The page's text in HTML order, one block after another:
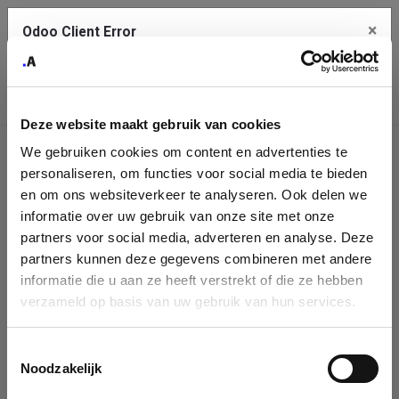
Deze website maakt gebruik van cookies
We gebruiken cookies om content en advertenties te
personaliseren, om functies voor social media te bieden
en om ons websiteverkeer te analyseren. Ook delen we
informatie over uw gebruik van onze site met onze
partners voor social media, adverteren en analyse. Deze
partners kunnen deze gegevens combineren met andere
informatie die u aan ze heeft verstrekt of die ze hebben
verzameld op basis van uw gebruik van hun services.
Noodzakelijk
Company
Identification
Please fill in your company details
You can search a company in our database by name, VAT or
enterprise ID. When a company is selected it will auto-complete the
form. If you don't find your company in our database, you can create
Odoo Client Error ×
service.
See details
Ok